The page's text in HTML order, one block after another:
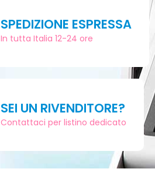
SPEDIZIONE ESPRESSA
In tutta Italia 12-24 ore
SEI UN RIVENDITORE?
Contattaci per listino dedicato